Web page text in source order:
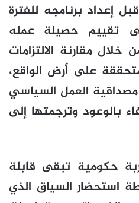
إعداد برنامجه للفترة
على تقييم حصيلة عمله
مقارنة الالتزامات
على أرض الواقع،
مصداقية العمل السياسي
بالوعود وترجمتها إلى
حكومية تبقى قابلة
استحضار السياق الذي